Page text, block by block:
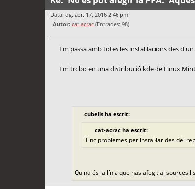
Data: dg. abr. 17, 2016 2:46 pm
Autor: cat-acrac (Entrades: 98)
Em passa amb totes les instal·lacions des
Em trobo en una distribució kde de Linux Mint
cubells ha escrit:
cat-acrac ha escrit:
Tinc problemes per instal·lar des del
Quina és la línia que has afegit al